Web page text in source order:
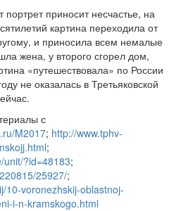
портрет приносит несчастье, на
картина переходила от
и приносила всем немалые
жена, у второго сгорел дом,
«путешествовала» по России
не оказалась в Третьяковской
с
M2017; http://www.tphv-
;
unit/?id=48183;
25927/;
10-voronezhskij-oblastnoj-
i-n-kramskogo.html